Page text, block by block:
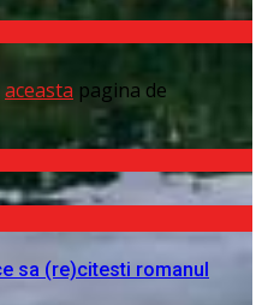
aceasta pagina de
sa (re)citesti romanul